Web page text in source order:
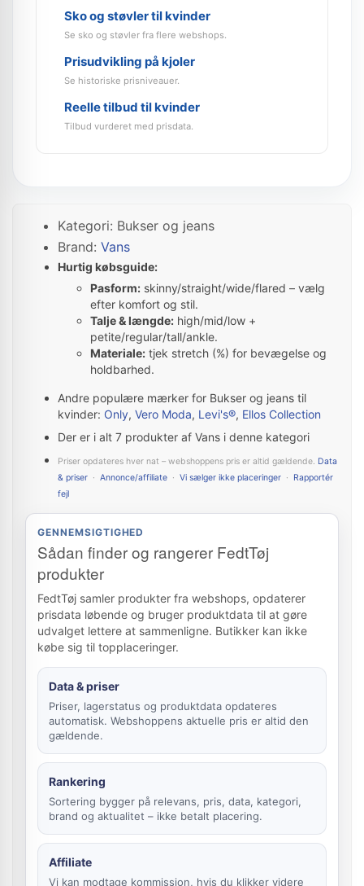
Sko og støvler til kvinder
Se sko og støvler fra flere webshops.
Prisudvikling på kjoler
Se historiske prisniveauer.
Reelle tilbud til kvinder
Tilbud vurderet med prisdata.
Kategori: Bukser og jeans
Brand: Vans
Hurtig købsguide:
Pasform: skinny/straight/wide/flared – vælg
efter komfort og stil.
Talje & længde: high/mid/low +
petite/regular/tall/ankle.
Materiale: tjek stretch (%) for bevægelse og
holdbarhed.
Andre populære mærker for Bukser og jeans til
kvinder: Only, Vero Moda, Levi's®, Ellos Collection
Der er i alt 7 produkter af Vans i denne kategori
Priser opdateres hver nat – webshoppens pris er altid gældende. Data
& priser · Annonce/affiliate · Vi sælger ikke placeringer · Rapportér
fejl
GENNEMSIGTIGHED
Sådan finder og rangerer FedtTøj
produkter
FedtTøj samler produkter fra webshops, opdaterer
prisdata løbende og bruger produktdata til at gøre
udvalget lettere at sammenligne. Butikker kan ikke
købe sig til topplaceringer.
Data & priser
Priser, lagerstatus og produktdata opdateres
automatisk. Webshoppens aktuelle pris er altid den
gældende.
Rankering
Sortering bygger på relevans, pris, data, kategori,
brand og aktualitet – ikke betalt placering.
Affiliate
Vi kan modtage kommission, hvis du klikker videre